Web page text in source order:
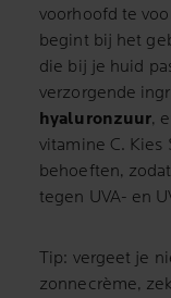
voorhoofd te
begint bij het
die bij je huid
verzorgende
hyaluronzuur,
vitamine C. Kies
behoeften,
tegen UVA- en
Tip: vergeet je
zonnecrème,